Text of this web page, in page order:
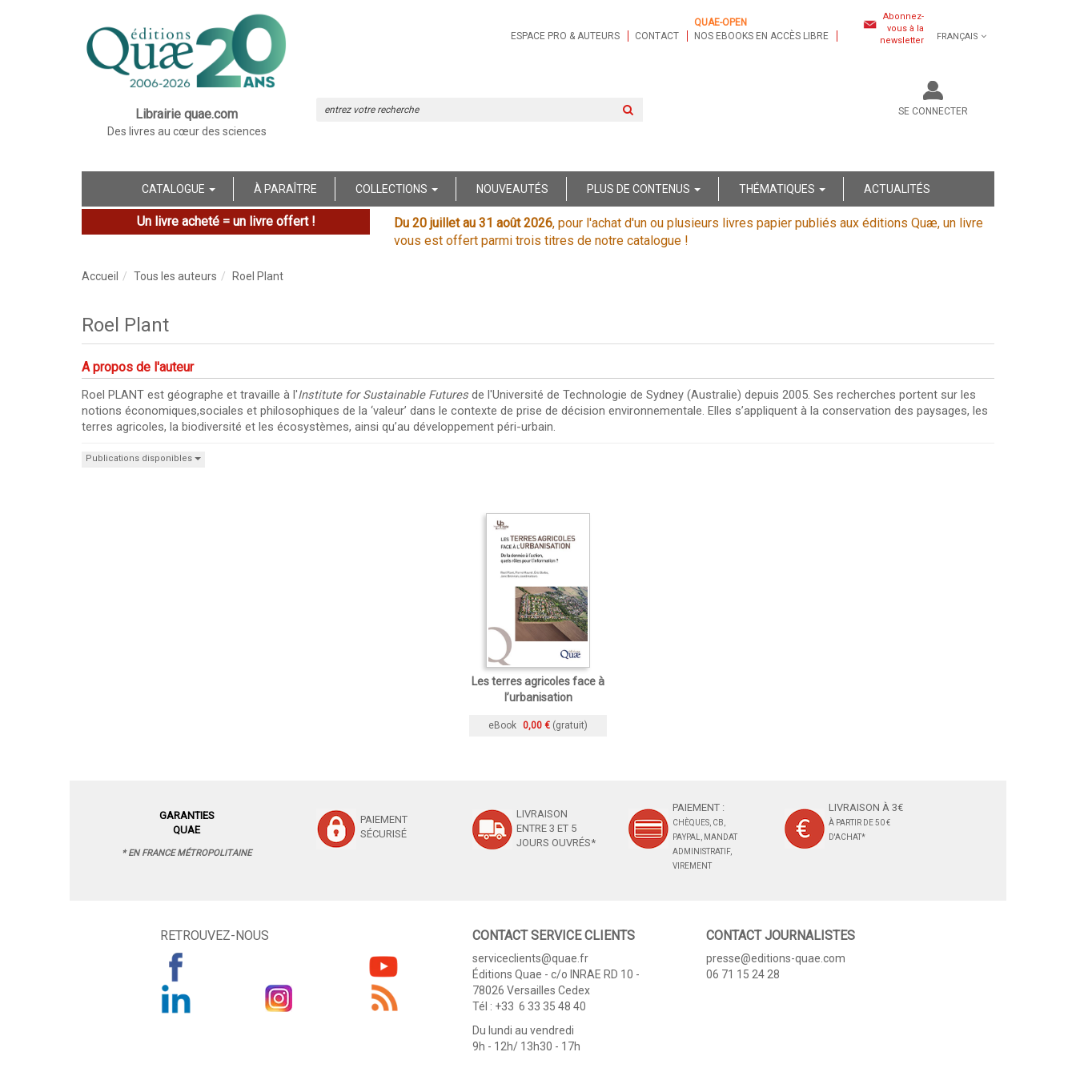
Librairie quae.com
Des livres au cœur des sciences
ESPACE PRO & AUTEURS CONTACT
QUAE-OPEN
NOS EBOOKS EN ACCÈS LIBRE
Abonnez-
vous à la
newsletter
FRANÇAIS
SE CONNECTER
CATALOGUE À PARAÎTRE COLLECTIONS NOUVEAUTÉS PLUS DE CONTENUS THÉMATIQUES ACTUALITÉS
Un livre acheté = un livre offert ! Du 20 juillet au 31 août 2026, pour l'achat d'un ou plusieurs livres papier publiés aux éditions Quæ, un livre
vous est offert parmi trois titres de notre catalogue !
Accueil Tous les auteurs Roel Plant
Roel Plant
A propos de l'auteur
Roel PLANT est géographe et travaille à l'Institute for Sustainable Futures de l'Université de Technologie de Sydney (Australie) depuis 2005. Ses recherches portent sur les
notions économiques,sociales et philosophiques de la ‘valeur’ dans le contexte de prise de décision environnementale. Elles s’appliquent à la conservation des paysages, les
terres agricoles, la biodiversité et les écosystèmes, ainsi qu’au développement péri-urbain.
Publications disponibles
Les terres agricoles face à
l’urbanisation
eBook 0,00 € (gratuit)
GARANTIES
QUAE
* EN FRANCE MÉTROPOLITAINE
PAIEMENT
SÉCURISÉ
LIVRAISON
ENTRE 3 ET 5
JOURS OUVRÉS*
PAIEMENT :
CHÈQUES, CB,
PAYPAL, MANDAT
ADMINISTRATIF,
VIREMENT
LIVRAISON À 3€
À PARTIR DE 50 €
D'ACHAT*
RETROUVEZ-NOUS CONTACT SERVICE CLIENTS
serviceclients@quae.fr
Éditions Quae - c/o INRAE RD 10 -
78026 Versailles Cedex
Tél : +33 6 33 35 48 40
Du lundi au vendredi
9h - 12h/ 13h30 - 17h
CONTACT JOURNALISTES
presse@editions-quae.com
06 71 15 24 28